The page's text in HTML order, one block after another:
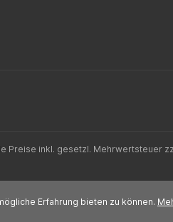
Preise inkl. gesetzl. Mehrwertsteuer
Erfahrung bieten zu können.